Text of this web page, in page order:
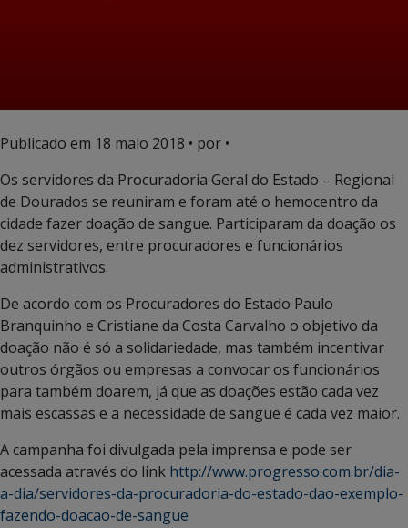
Publicado em 18 maio 2018 • por •
Os servidores da Procuradoria Geral do Estado – Regional
de Dourados se reuniram e foram até o hemocentro da
cidade fazer doação de sangue. Participaram da doação os
dez servidores, entre procuradores e funcionários
administrativos.
De acordo com os Procuradores do Estado Paulo
Branquinho e Cristiane da Costa Carvalho o objetivo da
doação não é só a solidariedade, mas também incentivar
outros órgãos ou empresas a convocar os funcionários
para também doarem, já que as doações estão cada vez
mais escassas e a necessidade de sangue é cada vez maior.
A campanha foi divulgada pela imprensa e pode ser
acessada através do link http://www.progresso.com.br/dia-
a-dia/servidores-da-procuradoria-do-estado-dao-exemplo-
fazendo-doacao-de-sangue